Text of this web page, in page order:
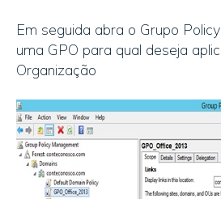
Em seguida abra o Grupo
uma GPO para qual deseja
Organização